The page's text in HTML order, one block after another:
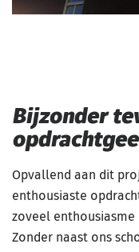
Bijzonder
Opvallend aan dit
enthousiaste
zoveel
Zonder naast ons